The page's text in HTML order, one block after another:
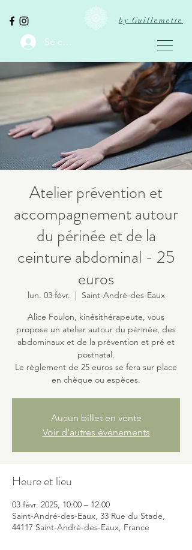
by Guillemette
Se connecter
Atelier prévention et
accompagnement autour
du périnée et de la
ceinture abdominal - 25
euros
lun. 03 févr.
  |
Saint-André-des-Eaux
Alice Foulon, kinésithérapeute, vous
propose un atelier autour du périnée, des
abdominaux et de la prévention et pré et
postnatal.
Le règlement de 25 euros se fera sur place
en chèque ou espèces.
Aucun billet en vente
Voir d'autres événements
Heure et lieu
03 févr. 2025, 10:00 – 12:00
Saint-André-des-Eaux, 33 Rue du Stade,
44117 Saint-André-des-Eaux, France